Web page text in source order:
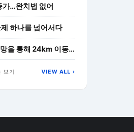
가…완치법 없어
제 하나를 넘어서다
양자 광자, 시카고의 혼잡한 인터넷망을 통해 24km 이동에도 살아남다
보기 VIEW ALL ›